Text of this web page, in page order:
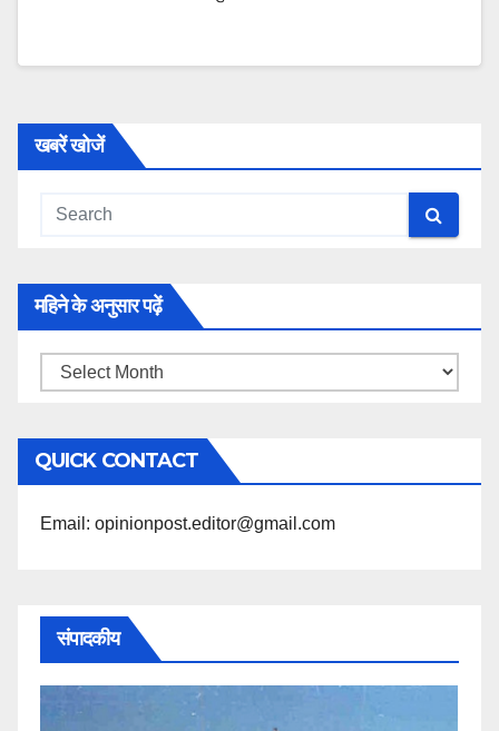
खबरें खोजें
महिने के अनुसार पढ़ें
महिने
अनुसार
पढ़ें
QUICK CONTACT
Email: opinionpost.editor@gmail.com
संपादकीय